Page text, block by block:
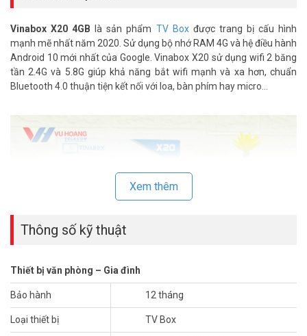
Vinabox X20 4GB là sản phẩm TV Boxđược trang bị cấu hình
mạnh mẽ nhất năm 2020. Sử dụng bộ nhớ RAM 4G và hệ điều hành
Android 10 mới nhất của Google. Vinabox X20 sử dụng wifi 2 băng
tần 2.4G và 5.8G giúp khả năng bắt wifi mạnh và xa hơn, chuẩn
Bluetooth 4.0 thuận tiện kết nối với loa, bàn phím hay micro…
Vinabox X20 4GB tích hợp đầy đủ các chuẩn
Xem thêm
Thông số kỹ thuật
Thiết bị văn phòng – Gia đình
Bảo hành 12 tháng
Loại thiết bị TV Box